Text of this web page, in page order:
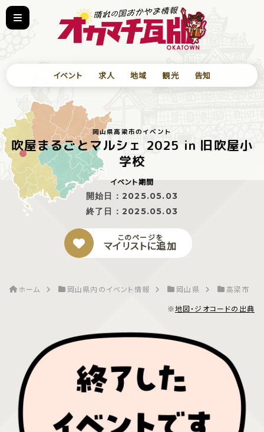
イベント 求人 地域 観光 告知
岡山県高梁市のイベント
吹屋まるごとマルシェ 2025 in 旧吹屋小
学校
イベント期間
開始日： 2025.05.03
終了日： 2025.05.03
このページを
マイリストに追加
ホーム 岡山県内のイベント情報 岡山県
高梁市
※地図・ジオコードの出典